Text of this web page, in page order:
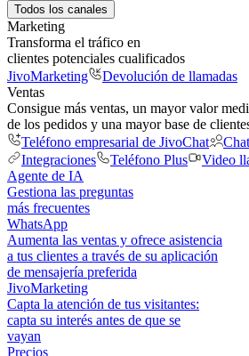
Todos los canales
Marketing
Transforma el tráfico en
clientes potenciales cualificados
JivoMarketing
Devolución de llamadas
Ventas
Consigue más ventas, un mayor valor
de los pedidos y una mayor base de
Teléfono empresarial de JivoChat
Integraciones
Teléfono Plus Video
Agente de IA
Gestiona las preguntas
más frecuentes
WhatsApp
Aumenta las ventas y ofrece asistencia
a tus clientes a través de su aplicación
de mensajería preferida
JivoMarketing
Capta la atención de tus visitantes:
capta su interés antes de que se
vayan
Precios